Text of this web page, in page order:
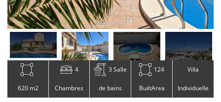
620 m2
4
Chambres
3 Salle
de bains
124
BuiltArea
Villa
Individuelle